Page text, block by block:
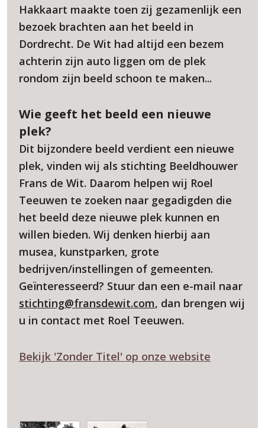
Hakkaart maakte toen zij gezamenlijk een
bezoek brachten aan het beeld in
Dordrecht. De Wit had altijd een bezem
achterin zijn auto liggen om de plek
rondom zijn beeld schoon te maken...
Wie geeft het beeld een nieuwe
plek?
Dit bijzondere beeld verdient een nieuwe
plek, vinden wij als stichting Beeldhouwer
Frans de Wit. Daarom helpen wij Roel
Teeuwen te zoeken naar gegadigden die
het beeld deze nieuwe plek kunnen en
willen bieden. Wij denken hierbij aan
musea, kunstparken, grote
bedrijven/instellingen of gemeenten.
Geïnteresseerd? Stuur dan een e-mail naar
stichting@fransdewit.com, dan brengen wij
u in contact met Roel Teeuwen.
Bekijk 'Zonder Titel' op onze website